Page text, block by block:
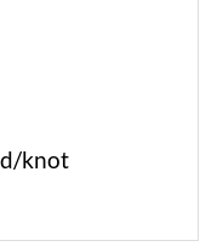
knot